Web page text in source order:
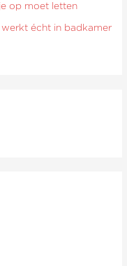
op moet letten
écht in badkamer